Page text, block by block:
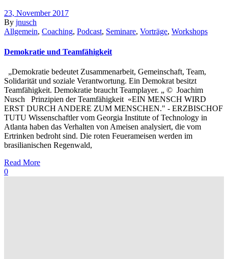
23, November 2017
By jnusch
Allgemein, Coaching, Podcast, Seminare, Vorträge, Workshops
Demokratie und Teamfähigkeit
„Demokratie bedeutet Zusammenarbeit, Gemeinschaft, Team,
Solidarität und soziale Verantwortung. Ein Demokrat besitzt
Teamfähigkeit. Demokratie braucht Teamplayer. „ © Joachim
Nusch Prinzipien der Teamfähigkeit «EIN MENSCH WIRD
ERST DURCH ANDERE ZUM MENSCHEN." - ERZBISCHOF
TUTU Wissenschaftler vom Georgia Institute of Technology in
Atlanta haben das Verhalten von Ameisen analysiert, die vom
Ertrinken bedroht sind. Die roten Feuerameisen werden im
brasilianischen Regenwald,
Read More
0